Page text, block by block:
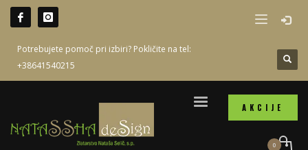
Potrebujete pomoč pri izbiri? Pokličite na tel:
+38641540215
AKCIJE